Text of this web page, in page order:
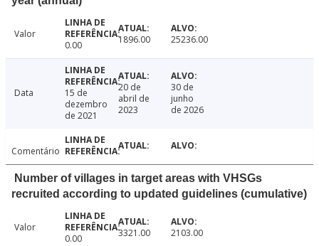
Valor
0.00
1896.00 25236.00
Data
15 de
dezembro
de 2021
20 de
abril de
2023
30 de
junho
de 2026
Comentário
Number of villages in target areas with VHSGs
recruited according to updated guidelines (cumulative)
Valor
0.00
3321.00 2103.00